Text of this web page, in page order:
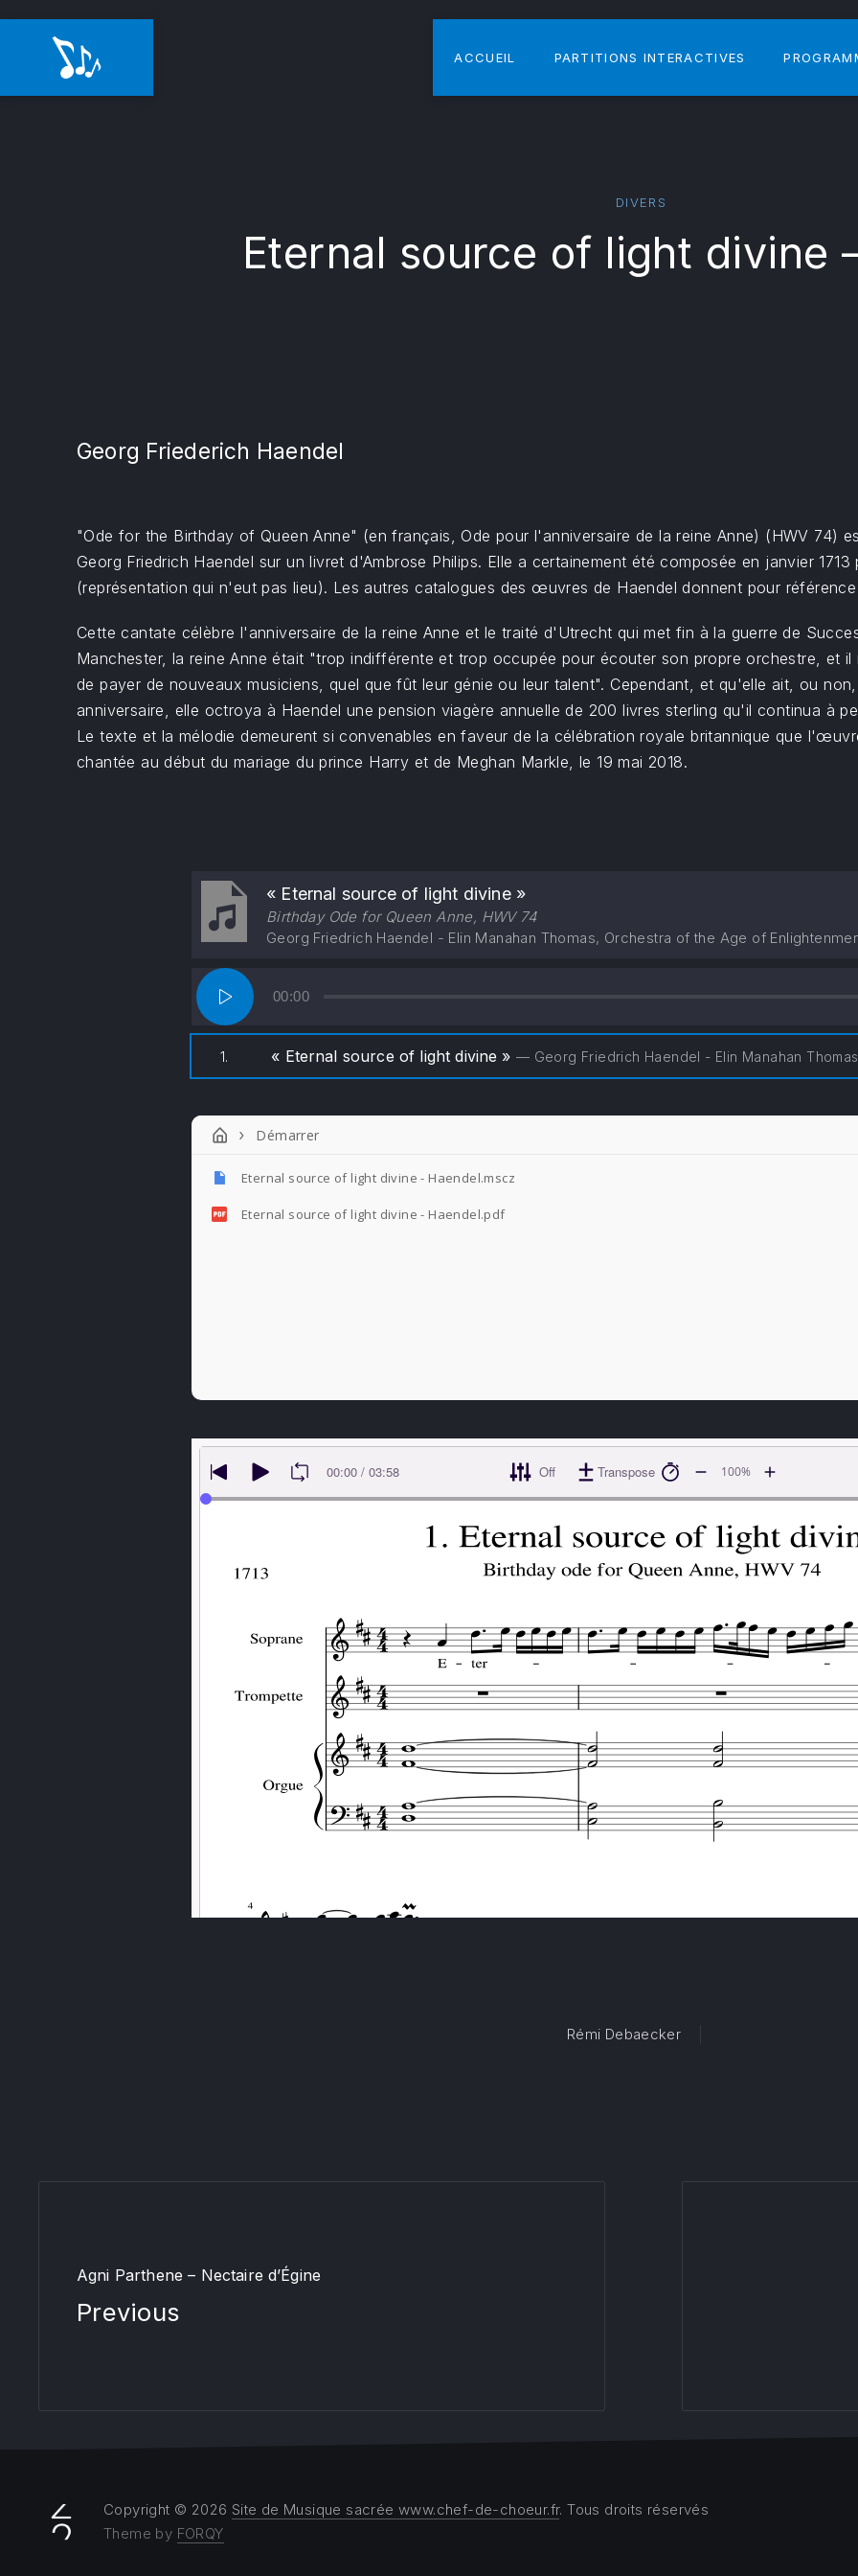
ACCUEIL PARTITIONS INTERACTIVES
DIVERS
Eternal source of light divine
Georg Friederich Haendel
"Ode for the Birthday of Queen Anne" (en français, Ode pour l'anniversaire de la reine Anne) (HWV 74)
Georg Friedrich Haendel sur un livret d'Ambrose Philips. Elle a certainement été composée en janvier
(représentation qui n'eut pas lieu). Les autres catalogues des œuvres de Haendel donnent pour
Cette cantate célèbre l'anniversaire de la reine Anne et le traité d'Utrecht qui met fin à la guerre de
Manchester, la reine Anne était "trop indifférente et trop occupée pour écouter son propre orchestre, et
de payer de nouveaux musiciens, quel que fût leur génie ou leur talent". Cependant, et qu'elle ait, ou
anniversaire, elle octroya à Haendel une pension viagère annuelle de 200 livres sterling qu'il continua à
Le texte et la mélodie demeurent si convenables en faveur de la célébration royale britannique que
chantée au début du mariage du prince Harry et de Meghan Markle, le 19 mai 2018.
« Eternal source of light divine »
Birthday Ode for Queen Anne, HWV 74
Georg Friedrich Haendel - Elin Manahan Thomas, Orchestra of the Age of
Lecteur
audio
00:00
1. « Eternal source of light divine » — Georg Friedrich Haendel - Elin Manahan Thomas, Orchestra
Démarrer
Eternal source of light divine - Haendel.mscz
Eternal source of light divine - Haendel.pdf
Rémi Debaecker
Agni Parthene – Nectaire d’Égine
Previous
Copyright © 2026 Site de Musique sacrée www.chef-de-choeur.fr. Tous droits réservés
Theme by FORQY